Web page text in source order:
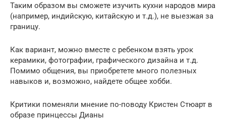
Таким образом вы сможете изучить кухни народов мира
(например, индийскую, китайскую и т.д.), не выезжая за
границу.
Как вариант, можно вместе с ребенком взять урок
керамики, фотографии, графического дизайна и т.д.
Помимо общения, вы приобретете много полезных
навыков и, возможно, найдете общее хобби.
Критики поменяли мнение по-поводу Кристен Стюарт в
образе принцессы Дианы